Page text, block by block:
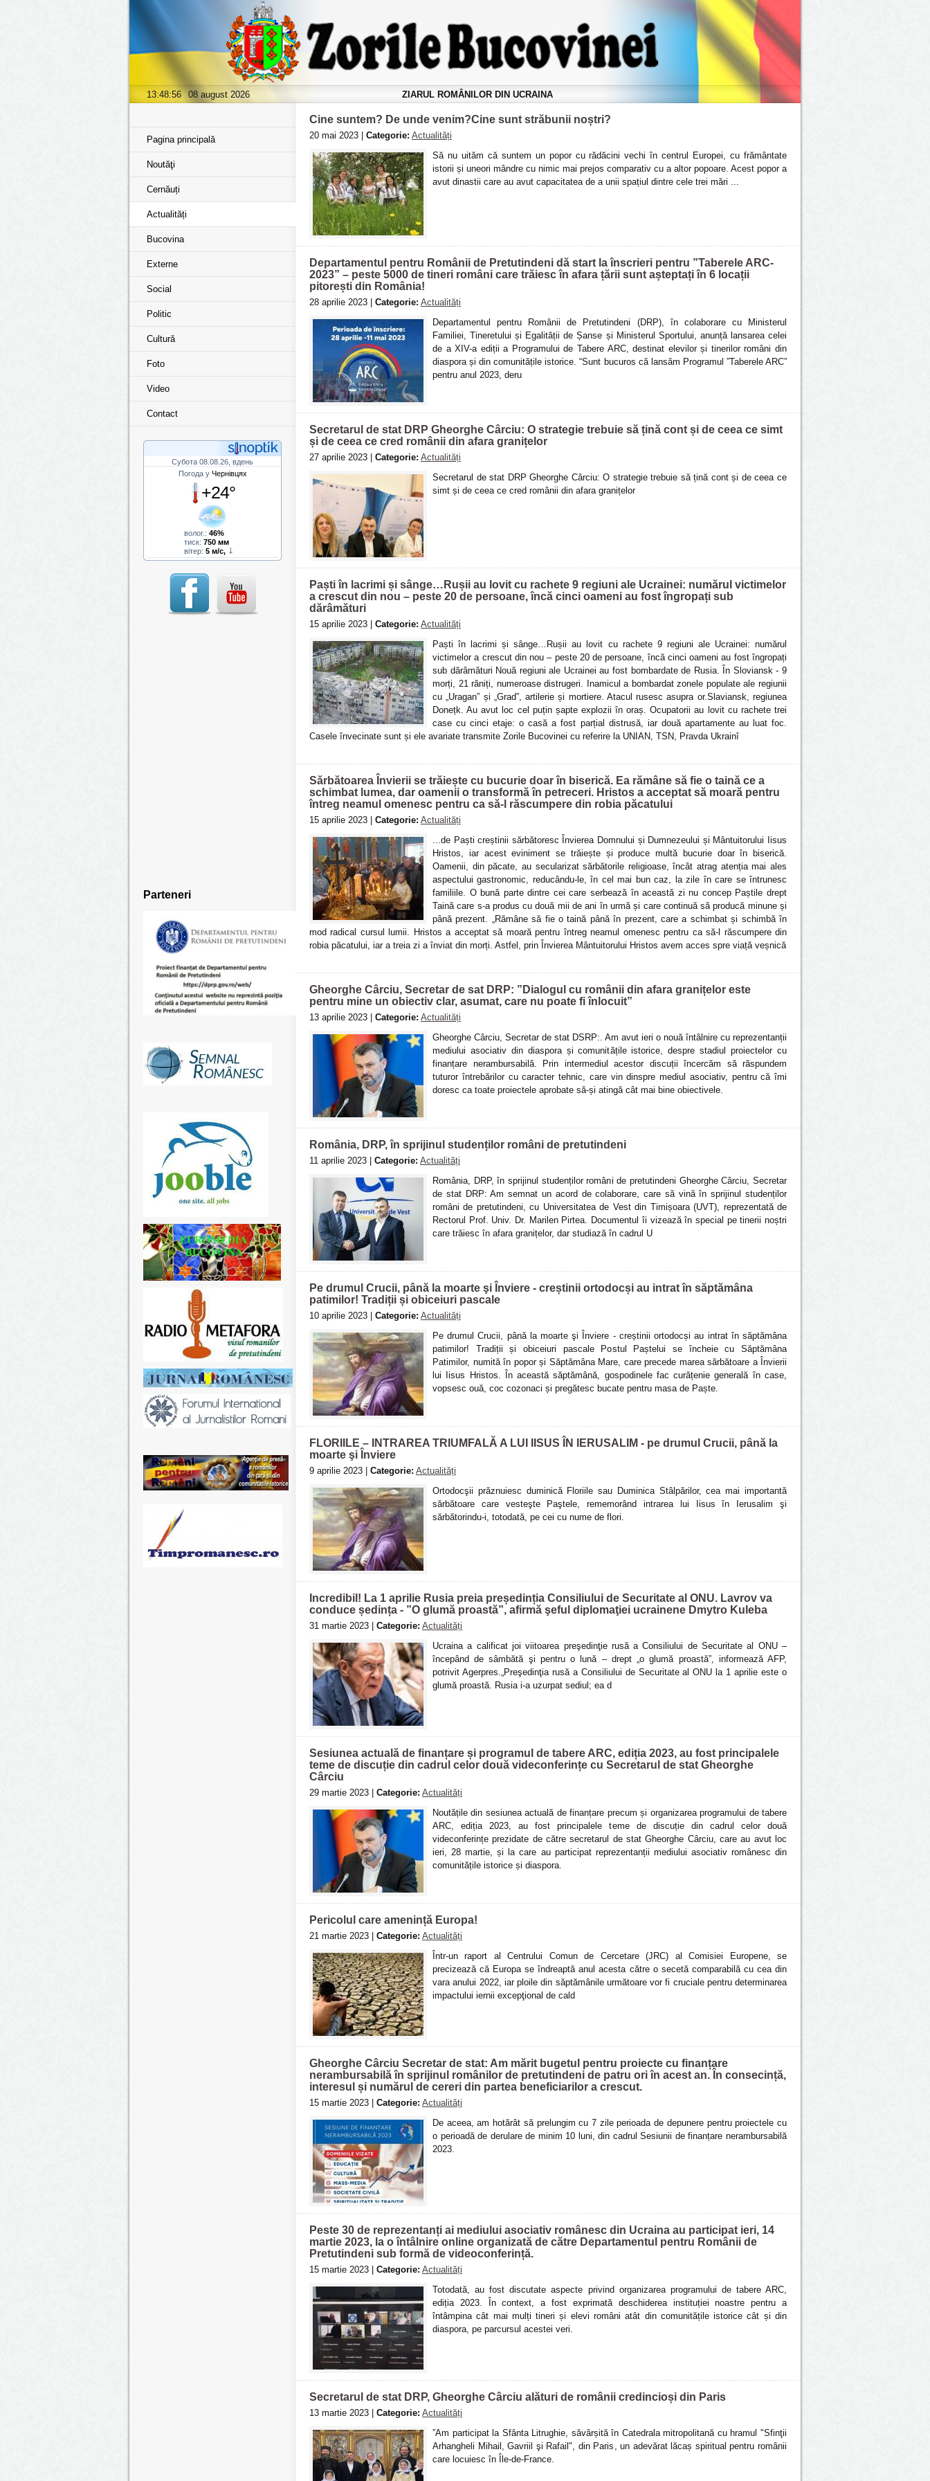
13:48:57 08 august 2026 ZIARUL ROMÂNILOR DIN UCRAINA
Pagina principală
Noutăţi
Cernăuți
Actualități
Bucovina
Externe
Social
Politic
Cultură
Foto
Video
Contact
Субота 08.08.26, вдень
Погода у Чернівцях
+24°
волог.: 46%
тиск: 750 мм
вітер: 5 м/с,
Parteneri
Cine suntem? De unde venim?Cine sunt străbunii noștri?
20 mai 2023 | Categorie: Actualități
Să nu uităm că suntem un popor cu rădăcini vechi în centrul Europei, cu frământate
istorii și uneori mândre cu nimic mai prejos comparativ cu a altor popoare. Acest popor a
avut dinastii care au avut capacitatea de a unii spațiul dintre cele trei mări ...
Departamentul pentru Românii de Pretutindeni dă start la înscrieri pentru ”Taberele ARC-
2023” – peste 5000 de tineri români care trăiesc în afara țării sunt așteptați în 6 locații
pitorești din România!
28 aprilie 2023 | Categorie: Actualități
Departamentul pentru Românii de Pretutindeni (DRP), în colaborare cu Ministerul
Familiei, Tineretului și Egalității de Șanse și Ministerul Sportului, anunță lansarea celei
de a XIV-a ediții a Programului de Tabere ARC, destinat elevilor și tinerilor români din
diaspora și din comunitățile istorice. “Sunt bucuros că lansăm Programul ”Taberele ARC”
pentru anul 2023, deru
Secretarul de stat DRP Gheorghe Cârciu: O strategie trebuie să țină cont și de ceea ce simt
și de ceea ce cred românii din afara granițelor
27 aprilie 2023 | Categorie: Actualități
Secretarul de stat DRP Gheorghe Cârciu: O strategie trebuie să țină cont și de ceea ce
simt și de ceea ce cred românii din afara granițelor
Paști în lacrimi și sânge…Rușii au lovit cu rachete 9 regiuni ale Ucrainei: numărul victimelor
a crescut din nou – peste 20 de persoane, încă cinci oameni au fost îngropați sub
dărâmături
15 aprilie 2023 | Categorie: Actualități
Paști în lacrimi și sânge…Rușii au lovit cu rachete 9 regiuni ale Ucrainei: numărul
victimelor a crescut din nou – peste 20 de persoane, încă cinci oameni au fost îngropați
sub dărâmături Nouă regiuni ale Ucrainei au fost bombardate de Rusia. În Sloviansk - 9
morți, 21 răniți, numeroase distrugeri. Inamicul a bombardat zonele populate ale regiunii
cu „Uragan” și „Grad”, artilerie și mortiere. Atacul rusesc asupra or.Slaviansk, regiunea
Donețk. Au avut loc cel puțin șapte explozii în oraș. Ocupatorii au lovit cu rachete trei
case cu cinci etaje: o casă a fost parțial distrusă, iar două apartamente au luat foc.
Casele învecinate sunt și ele avariate transmite Zorile Bucovinei cu referire la UNIAN, TSN, Pravda Ukrainî
Sărbătoarea Învierii se trăiește cu bucurie doar în biserică. Ea rămâne să fie o taină ce a
schimbat lumea, dar oamenii o transformă în petreceri. Hristos a acceptat să moară pentru
întreg neamul omenesc pentru ca să-l răscumpere din robia păcatului
15 aprilie 2023 | Categorie: Actualități
...de Paști creștinii sărbătoresc Învierea Domnului și Dumnezeului și Mântuitorului Iisus
Hristos, iar acest eviniment se trăiește și produce multă bucurie doar în biserică.
Oamenii, din păcate, au secularizat sărbătorile religioase, încât atrag atenția mai ales
aspectului gastronomic, reducându-le, în cel mai bun caz, la zile în care se întrunesc
familiile. O bună parte dintre cei care serbează în această zi nu concep Paștile drept
Taină care s-a produs cu două mii de ani în urmă și care continuă să producă minune și
până prezent. „Rămâne să fie o taină până în prezent, care a schimbat și schimbă în
mod radical cursul lumii. Hristos a acceptat să moară pentru întreg neamul omenesc pentru ca să-l răscumpere din
robia păcatului, iar a treia zi a înviat din morți. Astfel, prin Învierea Mântuitorului Hristos avem acces spre viață veșnică
Gheorghe Cârciu, Secretar de sat DRP: ”Dialogul cu românii din afara granițelor este
pentru mine un obiectiv clar, asumat, care nu poate fi înlocuit”
13 aprilie 2023 | Categorie: Actualități
Gheorghe Cârciu, Secretar de stat DSRP:. Am avut ieri o nouă întâlnire cu reprezentanții
mediului asociativ din diaspora și comunitățile istorice, despre stadiul proiectelor cu
finanțare nerambursabilă. Prin intermediul acestor discuții încercăm să răspundem
tuturor întrebărilor cu caracter tehnic, care vin dinspre mediul asociativ, pentru că îmi
doresc ca toate proiectele aprobate să-și atingă cât mai bine obiectivele.
România, DRP, în sprijinul studenților români de pretutindeni
11 aprilie 2023 | Categorie: Actualități
România, DRP, în sprijinul studenților români de pretutindeni Gheorghe Cârciu, Secretar
de stat DRP: Am semnat un acord de colaborare, care să vină în sprijinul studenților
români de pretutindeni, cu Universitatea de Vest din Timișoara (UVT), reprezentată de
Rectorul Prof. Univ. Dr. Marilen Pirtea. Documentul îi vizează în special pe tinerii noștri
care trăiesc în afara granițelor, dar studiază în cadrul U
Pe drumul Crucii, până la moarte şi Înviere - creștinii ortodocși au intrat în săptămâna
patimilor! Tradiții și obiceiuri pascale
10 aprilie 2023 | Categorie: Actualități
Pe drumul Crucii, până la moarte şi Înviere - creștinii ortodocși au intrat în săptămâna
patimilor! Tradiții și obiceiuri pascale Postul Paștelui se încheie cu Săptămâna
Patimilor, numită în popor și Săptămâna Mare, care precede marea sărbătoare a Învierii
lui Iisus Hristos. În această săptămână, gospodinele fac curățenie generală în case,
vopsesc ouă, coc cozonaci și pregătesc bucate pentru masa de Paște.
FLORIILE – INTRAREA TRIUMFALĂ A LUI IISUS ÎN IERUSALIM - pe drumul Crucii, până la
moarte şi Înviere
9 aprilie 2023 | Categorie: Actualități
Ortodocşii prăznuiesc duminică Floriile sau Duminica Stâlpărilor, cea mai importantă
sărbătoare care vesteşte Paştele, rememorând intrarea lui Iisus în Ierusalim şi
sărbătorindu-i, totodată, pe cei cu nume de flori.
Incredibil! La 1 aprilie Rusia preia președinția Consiliului de Securitate al ONU. Lavrov va
conduce ședința - ”O glumă proastă”, afirmă şeful diplomaţiei ucrainene Dmytro Kuleba
31 martie 2023 | Categorie: Actualități
Ucraina a calificat joi viitoarea preşedinţie rusă a Consiliului de Securitate al ONU –
începând de sâmbătă şi pentru o lună – drept „o glumă proastă”, informează AFP,
potrivit Agerpres.„Preşedinţia rusă a Consiliului de Securitate al ONU la 1 aprilie este o
glumă proastă. Rusia i-a uzurpat sediul; ea d
Sesiunea actuală de finanțare și programul de tabere ARC, ediția 2023, au fost principalele
teme de discuție din cadrul celor două videconferințe cu Secretarul de stat Gheorghe
Cârciu
29 martie 2023 | Categorie: Actualități
Noutățile din sesiunea actuală de finanțare precum și organizarea programului de tabere
ARC, ediția 2023, au fost principalele teme de discuție din cadrul celor două
videconferințe prezidate de către secretarul de stat Gheorghe Cârciu, care au avut loc
ieri, 28 martie, și la care au participat reprezentanții mediului asociativ românesc din
comunitățile istorice și diaspora.
Pericolul care amenință Europa!
21 martie 2023 | Categorie: Actualități
Într-un raport al Centrului Comun de Cercetare (JRC) al Comisiei Europene, se
precizează că Europa se îndreaptă anul acesta către o secetă comparabilă cu cea din
vara anului 2022, iar ploile din săptămânile următoare vor fi cruciale pentru determinarea
impactului iernii excepţional de cald
Gheorghe Cârciu Secretar de stat: Am mărit bugetul pentru proiecte cu finanțare
nerambursabilă în sprijinul românilor de pretutindeni de patru ori în acest an. În consecință,
interesul și numărul de cereri din partea beneficiarilor a crescut.
15 martie 2023 | Categorie: Actualități
De aceea, am hotărât să prelungim cu 7 zile perioada de depunere pentru proiectele cu
o perioadă de derulare de minim 10 luni, din cadrul Sesiunii de finanțare nerambursabilă
2023.
Peste 30 de reprezentanți ai mediului asociativ românesc din Ucraina au participat ieri, 14
martie 2023, la o întâlnire online organizată de către Departamentul pentru Românii de
Pretutindeni sub formă de videoconferință.
15 martie 2023 | Categorie: Actualități
Totodată, au fost discutate aspecte privind organizarea programului de tabere ARC,
ediția 2023. În context, a fost exprimată deschiderea instituției noastre pentru a
întâmpina cât mai mulți tineri și elevi români atât din comunitățile istorice cât și din
diaspora, pe parcursul acestei veri.
Secretarul de stat DRP, Gheorghe Cârciu alături de românii credincioși din Paris
13 martie 2023 | Categorie: Actualități
”Am participat la Sfânta Litrughie, săvârșită în Catedrala mitropolitană cu hramul "Sfinţii
Arhangheli Mihail, Gavriil şi Rafail", din Paris, un adevărat lăcaș spiritual pentru românii
care locuiesc în Île-de-France.